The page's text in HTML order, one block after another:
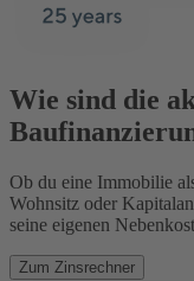
Wie sind die
Ob du eine Immobilie
Wohnsitz oder
seine eigenen
Zum Zinsrechner